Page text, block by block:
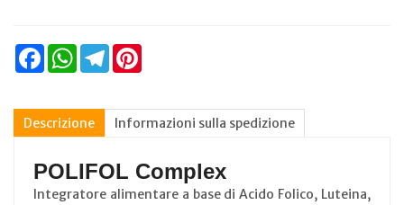
FacebookWhatsAppTelegram
Descrizione Informazioni sulla spedizione
POLIFOL Complex
Integratore alimentare a base di Acido Folico, Luteina,